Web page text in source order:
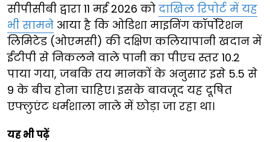
सीपीसीबी द्वारा 11 मई 2026 को दाखिल रिपोर्ट में यह
भी सामने आया है कि ओडिशा माइनिंग कॉर्पोरेशन
लिमिटेड (ओएमसी) की दक्षिण कलियापानी खदान में
ईटीपी से निकलने वाले पानी का पीएच स्तर 10.2
पाया गया, जबकि तय मानकों के अनुसार इसे 5.5 से
9 के बीच होना चाहिए। इसके बावजूद यह दूषित
एफ्लुएंट धर्मशाला नाले में छोड़ा जा रहा था।
यह भी पढ़ें